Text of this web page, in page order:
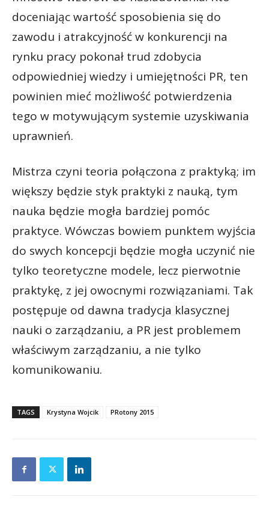
doceniając wartość sposobienia się do
zawodu i atrakcyjność w konkurencji na
rynku pracy pokonał trud zdobycia
odpowiedniej wiedzy i umiejętności PR, ten
powinien mieć możliwość potwierdzenia
tego w motywującym systemie uzyskiwania
uprawnień.
Mistrza czyni teoria połączona z praktyką; im
większy będzie styk praktyki z nauką, tym
nauka będzie mogła bardziej pomóc
praktyce. Wówczas bowiem punktem wyjścia
do swych koncepcji będzie mogła uczynić nie
tylko teoretyczne modele, lecz pierwotnie
praktykę, z jej owocnymi rozwiązaniami. Tak
postępuje od dawna tradycja klasycznej
nauki o zarządzaniu, a PR jest problemem
właściwym zarządzaniu, a nie tylko
komunikowaniu.
TAGS Krystyna Wojcik PRotony 2015